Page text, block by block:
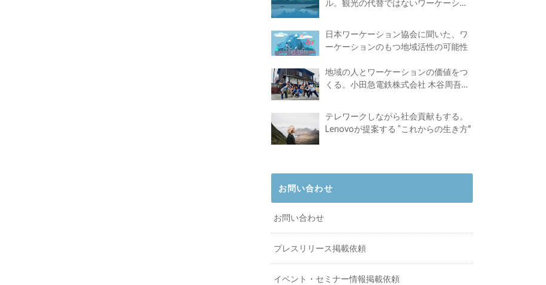
ル。観光の代替ではないワーケーショ
日本ワーケーション協会に聞いた、ワ
ーケーションのもつ地域活性の可能性
地域の人とワーケーションの価値をつ
くる。小田急電鉄株式会社 木谷周吾さ
テレワークしながら社会貢献もする。
Lenovoが提案する ”これからの生き方"
お問い合わせ
お問い合わせ
プレスリリース掲載依頼
イベント・セミナー情報掲載依頼